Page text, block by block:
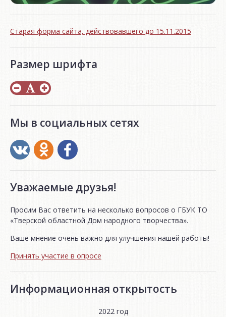
Старая форма сайта, действовавшего до 15.11.2015
Размер шрифта
Мы в социальных сетях
Уважаемые друзья!
Просим Вас ответить на несколько вопросов о ГБУК ТО
«Тверской областной Дом народного творчества».
Ваше мнение очень важно для улучшения нашей работы!
Принять участие в опросе
Информационная открытость
2022 год